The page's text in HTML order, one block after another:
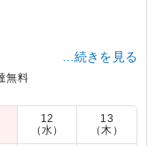
、スタッフに一番
、彩りも栄養バラン
…続きを見る
無料
12
（水）
13
（木）